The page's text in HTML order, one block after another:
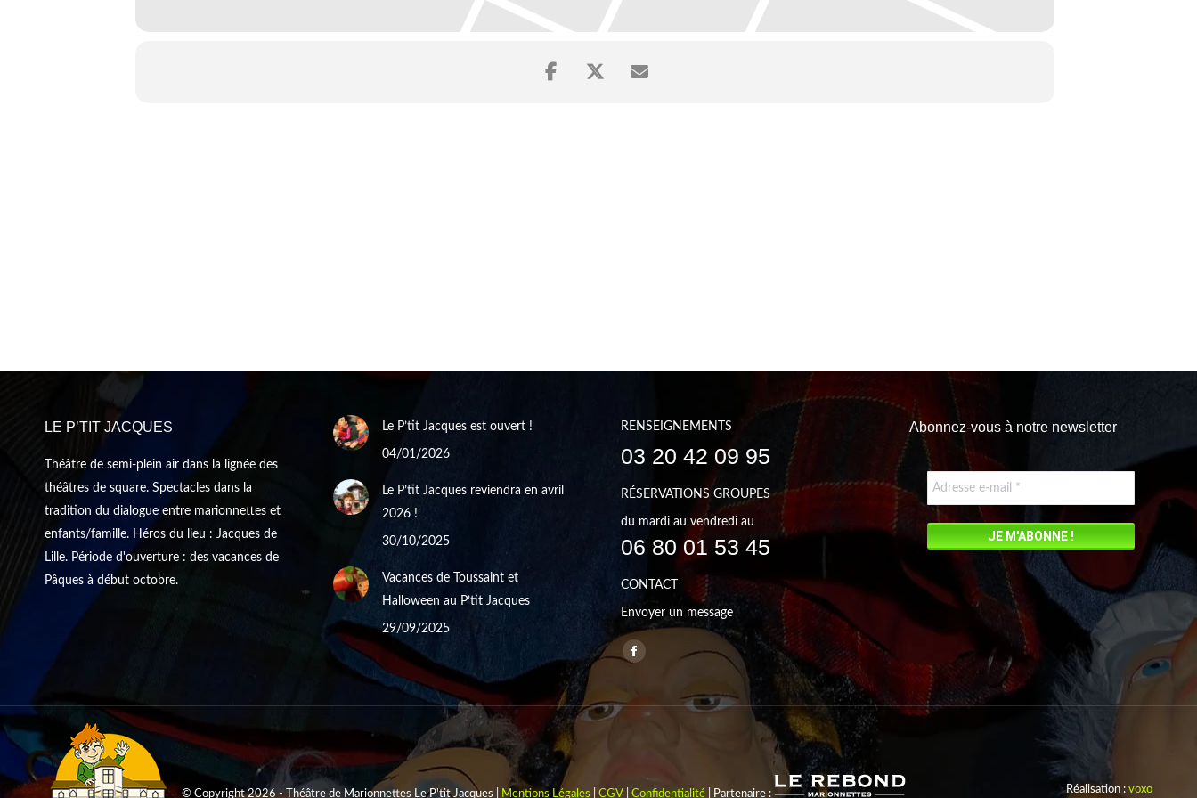
LE P’TIT JACQUES
Théâtre de semi-plein air dans la lignée des
théâtres de square. Spectacles dans la
tradition du dialogue entre marionnettes et
enfants/famille. Héros du lieu : Jacques de
Lille. Période d'ouverture : des vacances de
Pâques à début octobre.
Le P’tit Jacques est ouvert !
04/01/2026
Le P’tit Jacques reviendra en avril
2026 !
30/10/2025
Vacances de Toussaint et
Halloween au P’tit Jacques
29/09/2025
RENSEIGNEMENTS
03 20 42 09 95
RÉSERVATIONS GROUPES
du mardi au vendredi au
06 80 01 53 45
CONTACT
Envoyer un message
Trouvez nous sur :
Facebook
opens
window
Abonnez-vous à notre newsletter
© Copyright 2026 - Théâtre de Marionnettes Le P'tit Jacques | Mentions Légales CGV Confidentialité | Partenaire : Réalisation : voxo